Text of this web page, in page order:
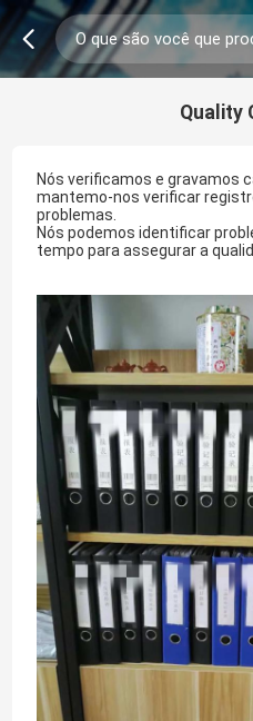
Quality
Nós verificamos e gravamos
mantemo-nos verificar
problemas.
Nós podemos identificar
tempo para assegurar a